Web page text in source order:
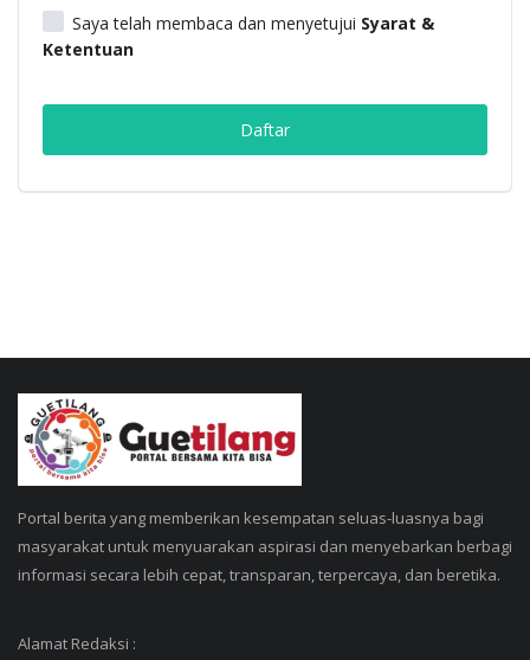
Ekonomi
Olahraga
Saya telah membaca dan menyetujui Syarat &
Ketentuan
Daftar
Portal berita yang memberikan kesempatan seluas-luasnya bagi
masyarakat untuk menyuarakan aspirasi dan menyebarkan berbagi
informasi secara lebih cepat, transparan, terpercaya, dan beretika.
Alamat Redaksi :